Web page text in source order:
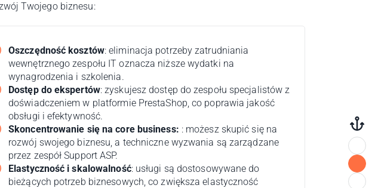
Twojego biznesu:
Oszczędność kosztów: eliminacja potrzeby zatrudniania
wewnętrznego zespołu IT oznacza niższe wydatki na
wynagrodzenia i szkolenia.
Dostęp do ekspertów: zyskujesz dostęp do zespołu specjalistów z
doświadczeniem w platformie PrestaShop, co poprawia jakość
obsługi i efektywność.
Skoncentrowanie się na core business: : możesz skupić się na
rozwój swojego biznesu, a techniczne wyzwania są zarządzane
przez zespół Support ASP.
Elastyczność i skalowalność: usługi są dostosowywane do
bieżących potrzeb biznesowych, co zwiększa elastyczność
CZYM JEST ASP?
ZAKRES USŁUG SUPPORTU ASP
KIEDY POTRZEBUJESZ NAGŁEJ POMOCY TECHNICZNEJ?